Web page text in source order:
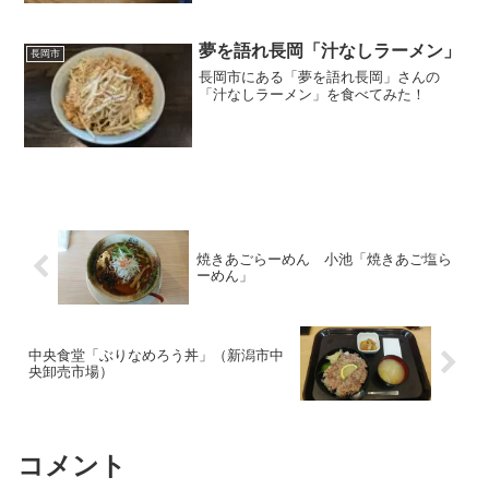
長岡市 夢を語れ長岡「汁なしラーメン」
長岡市にある「夢を語れ長岡」さんの
「汁なしラーメン」を食べてみた！
焼きあごらーめん 小池「焼きあご塩ら
ーめん」
中央食堂「ぶりなめろう丼」（新潟市中
央卸売市場）
コメント